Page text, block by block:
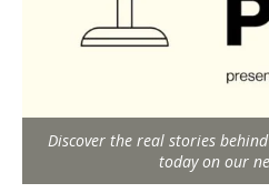
Discover the real stories
today on our